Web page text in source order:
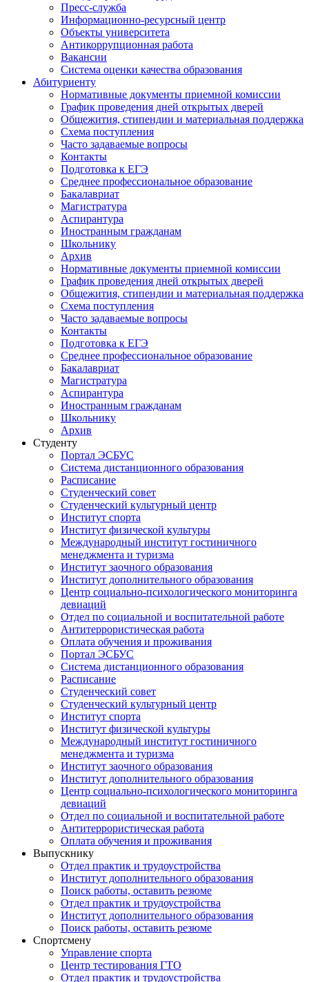
Пресс-служба
Информационно-ресурсный центр
Объекты университета
Антикоррупционная работа
Вакансии
Система оценки качества образования
Абитуриенту
Нормативные документы приемной комиссии
График проведения дней открытых дверей
Общежития, стипендии и материальная поддержка
Схема поступления
Часто задаваемые вопросы
Контакты
Подготовка к ЕГЭ
Среднее профессиональное образование
Бакалавриат
Магистратура
Аспирантура
Иностранным гражданам
Школьнику
Архив
Нормативные документы приемной комиссии
График проведения дней открытых дверей
Общежития, стипендии и материальная поддержка
Схема поступления
Часто задаваемые вопросы
Контакты
Подготовка к ЕГЭ
Среднее профессиональное образование
Бакалавриат
Магистратура
Аспирантура
Иностранным гражданам
Школьнику
Архив
Студенту
Портал ЭСБУС
Система дистанционного образования
Расписание
Студенческий совет
Студенческий культурный центр
Институт спорта
Институт физической культуры
Международный институт гостиничного
менеджмента и туризма
Институт заочного образования
Институт дополнительного образования
Центр социально-психологического мониторинга
девиаций
Отдел по социальной и воспитательной работе
Антитеррористическая работа
Оплата обучения и проживания
Портал ЭСБУС
Система дистанционного образования
Расписание
Студенческий совет
Студенческий культурный центр
Институт спорта
Институт физической культуры
Международный институт гостиничного
менеджмента и туризма
Институт заочного образования
Институт дополнительного образования
Центр социально-психологического мониторинга
девиаций
Отдел по социальной и воспитательной работе
Антитеррористическая работа
Оплата обучения и проживания
Выпускнику
Отдел практик и трудоустройства
Институт дополнительного образования
Поиск работы, оставить резюме
Отдел практик и трудоустройства
Институт дополнительного образования
Поиск работы, оставить резюме
Спортсмену
Управление спорта
Центр тестирования ГТО
Отдел практик и трудоустройства